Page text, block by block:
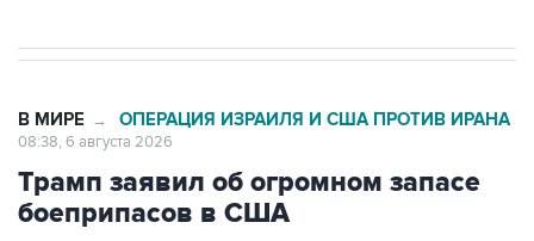
В МИРЕ → ОПЕРАЦИЯ ИЗРАИЛЯ И США ПРОТИВ ИРАНА
08:38, 6 августа 2026
Трамп заявил об огромном запасе
боеприпасов в США